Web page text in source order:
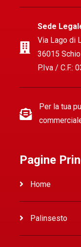
Sede
Via Lago di
36015
P.Iva / C.F.:
Per la tua
Pagine
Home
Palinsesto